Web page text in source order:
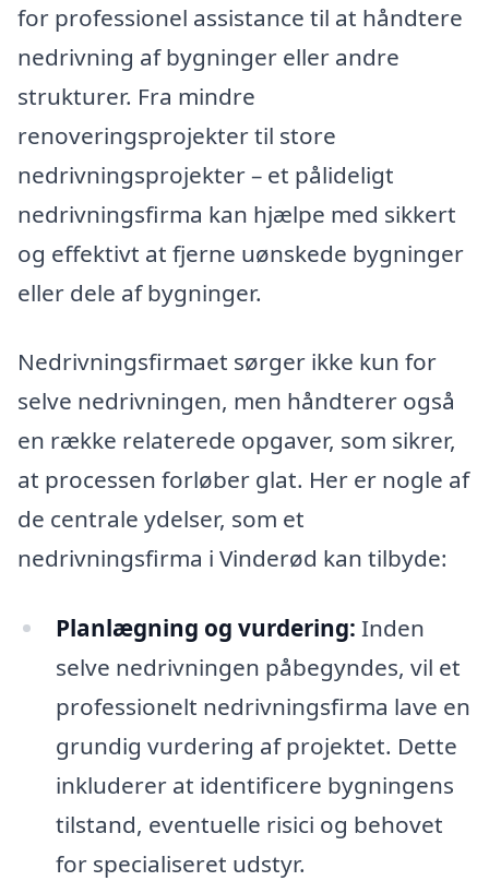
for professionel assistance til at håndtere
nedrivning af bygninger eller andre
strukturer. Fra mindre
renoveringsprojekter til store
nedrivningsprojekter – et pålideligt
nedrivningsfirma kan hjælpe med sikkert
og effektivt at fjerne uønskede bygninger
eller dele af bygninger.
Nedrivningsfirmaet sørger ikke kun for
selve nedrivningen, men håndterer også
en række relaterede opgaver, som sikrer,
at processen forløber glat. Her er nogle af
de centrale ydelser, som et
nedrivningsfirma i Vinderød kan tilbyde:
Planlægning og vurdering: Inden
selve nedrivningen påbegyndes, vil et
professionelt nedrivningsfirma lave en
grundig vurdering af projektet. Dette
inkluderer at identificere bygningens
tilstand, eventuelle risici og behovet
for specialiseret udstyr.